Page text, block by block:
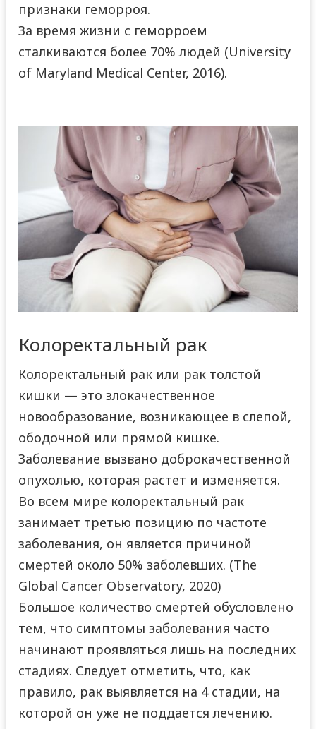
признаки геморроя.
За время жизни с геморроем
сталкиваются более 70% людей (University
of Maryland Medical Center, 2016).
Колоректальный рак
Колоректальный рак или рак толстой
кишки — это злокачественное
новообразование, возникающее в слепой,
ободочной или прямой кишке.
Заболевание вызвано доброкачественной
опухолью, которая растет и изменяется.
Во всем мире колоректальный рак
занимает третью позицию по частоте
заболевания, он является причиной
смертей около 50% заболевших. (The
Global Cancer Observatory, 2020)
Большое количество смертей обусловлено
тем, что симптомы заболевания часто
начинают проявляться лишь на последних
стадиях. Следует отметить, что, как
правило, рак выявляется на 4 стадии, на
которой он уже не поддается лечению.